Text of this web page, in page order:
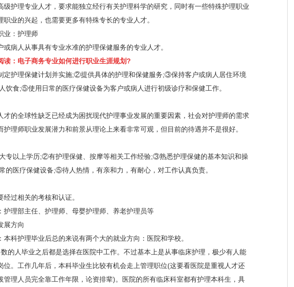
级护理专业人才，要求能独立经行有关护理科学的研究，同时有一些特殊护理职业
业的兴起，也需要更多有特殊专长的专业人才。
：护理师
人从事具有专业水准的护理保健服务的专业人才。
读： 电子商务专业如何进行职业生涯规划?
理保健计划并实施;②提供具体的护理和保健服务;③保持客户或病人居住环境
饮食;⑤使用日常的医疗保健设备为客户或病人进行初级诊疗和保健工作。
的全球性缺乏已经成为困扰现代护理事业发展的重要因素，社会对护理师的需求
护理师职业发展潜力和前景从理论上来看非常可观，但目前的待遇并不是很好。
以上学历;②有护理保健、按摩等相关工作经验;③熟悉护理保健的基本知识和操
的医疗保健设备;⑤待人热情，有亲和力，有耐心，对工作认真负责。
过相关的考核和认证。
理部主任、护理师、母婴护理师、养老护理员等
方向
护理毕业后总的来说有两个大的就业方向：医院和学校。
人毕业之后都是选择在医院中工作。不过基本上是从事临床护理，极少有人能
位。工作几年后，本科毕业生比较有机会走上管理职位(这要看医院是重视人才还
管理人员完全靠工作年限，论资排辈)。医院的所有临床科室都有护理本科生，具